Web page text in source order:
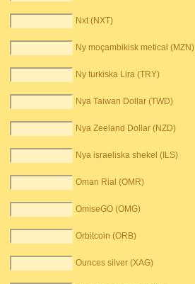
Nxt (NXT)
Ny moçambikisk metical (MZN)
Ny turkiska Lira (TRY)
Nya Taiwan Dollar (TWD)
Nya Zeeland Dollar (NZD)
Nya israeliska shekel (ILS)
Oman Rial (OMR)
OmiseGO (OMG)
Orbitcoin (ORB)
Ounces silver (XAG)